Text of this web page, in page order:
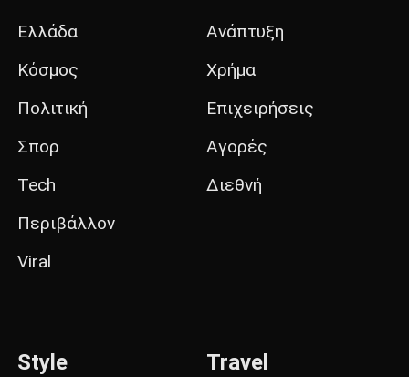
Ελλάδα
Κόσμος
Πολιτική
Σπορ
Tech
Περιβάλλον
Viral
Ανάπτυξη
Χρήμα
Επιχειρήσεις
Αγορές
Διεθνή
Style Travel